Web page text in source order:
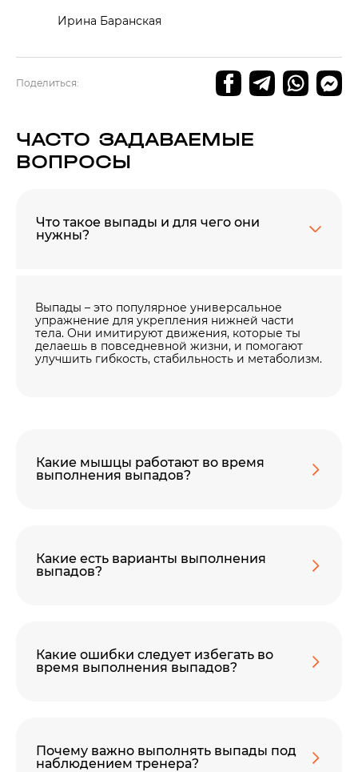
Ирина Баранская
Поделиться:
ЧАСТО ЗАДАВАЕМЫЕ
ВОПРОСЫ
Что такое выпады и для чего они
нужны?
Выпады – это популярное универсальное
упражнение для укрепления нижней части
тела. Они имитируют движения, которые ты
делаешь в повседневной жизни, и помогают
улучшить гибкость, стабильность и метаболизм.
Какие мышцы работают во время
выполнения выпадов?
Какие есть варианты выполнения
выпадов?
Какие ошибки следует избегать во
время выполнения выпадов?
Почему важно выполнять выпады под
наблюдением тренера?